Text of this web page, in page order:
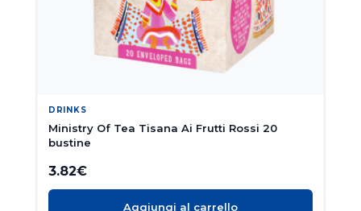
DRINKS
Ministry Of Tea Tisana Ai Frutti Rossi 20
bustine
3.82€
Aggiungi al carrello